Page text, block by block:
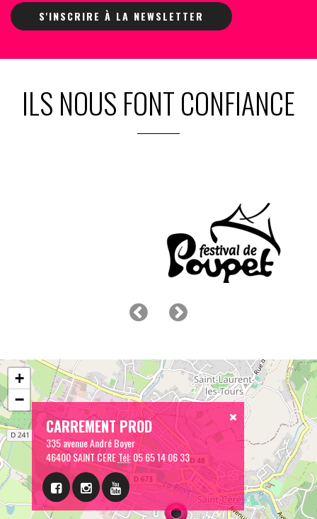
S'INSCRIRE À LA NEWSLETTER
ILS NOUS FONT CONFIANCE
CARREMENT PROD
335 avenue André Boyer
46400 SAINT CERETél: 05 65 14 06 33
+
−